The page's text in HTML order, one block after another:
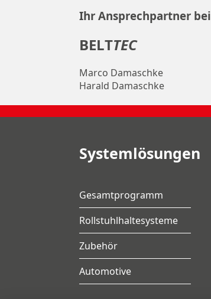
Ihr Ansprechpartner bei
BELTTEC
Marco Damaschke
Harald Damaschke
Systemlösungen
Gesamtprogramm
Rollstuhlhaltesysteme
Zubehör
Automotive